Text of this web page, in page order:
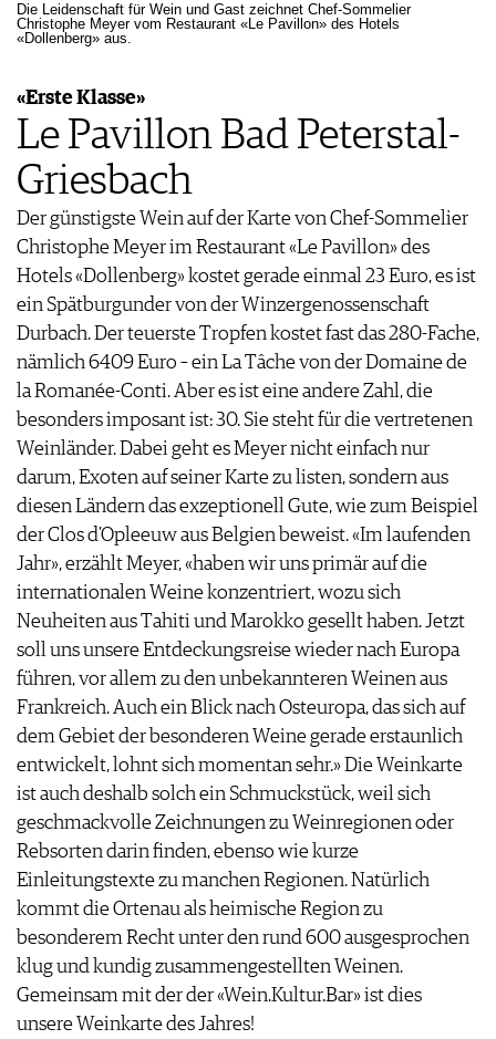
Die Leidenschaft für Wein und Gast zeichnet Chef-Sommelier
Christophe Meyer vom Restaurant «Le Pavillon» des Hotels
«Dollenberg» aus.
«Erste Klasse»
Le Pavillon Bad Peterstal-
Griesbach
Der günstigste Wein auf der Karte von Chef-Sommelier
Christophe Meyer im Restaurant «Le Pavillon» des
Hotels «Dollenberg» kostet gerade einmal 23 Euro, es ist
ein Spätburgunder von der Winzergenossenschaft
Durbach. Der teuerste Tropfen kostet fast das 280-Fache,
nämlich 6409 Euro – ein La Tâche von der Domaine de
la Romanée-Conti. Aber es ist eine andere Zahl, die
besonders imposant ist: 30. Sie steht für die vertretenen
Weinländer. Dabei geht es Meyer nicht einfach nur
darum, Exoten auf seiner Karte zu listen, sondern aus
diesen Ländern das exzeptionell Gute, wie zum Beispiel
der Clos d’Opleeuw aus Belgien beweist. «Im laufenden
Jahr», erzählt Meyer, «haben wir uns primär auf die
internationalen Weine konzentriert, wozu sich
Neuheiten aus Tahiti und Marokko gesellt haben. Jetzt
soll uns unsere Entdeckungsreise wieder nach Europa
führen, vor allem zu den unbekannteren Weinen aus
Frankreich. Auch ein Blick nach Osteuropa, das sich auf
dem Gebiet der besonderen Weine gerade erstaunlich
entwickelt, lohnt sich momentan sehr.» Die Weinkarte
ist auch deshalb solch ein Schmuckstück, weil sich
geschmackvolle Zeichnungen zu Weinregionen oder
Rebsorten darin finden, ebenso wie kurze
Einleitungstexte zu manchen Regionen. Natürlich
kommt die Ortenau als heimische Region zu
besonderem Recht unter den rund 600 ausgesprochen
klug und kundig zusammengestellten Weinen.
Gemeinsam mit der der «Wein.Kultur.Bar» ist dies
unsere Weinkarte des Jahres!